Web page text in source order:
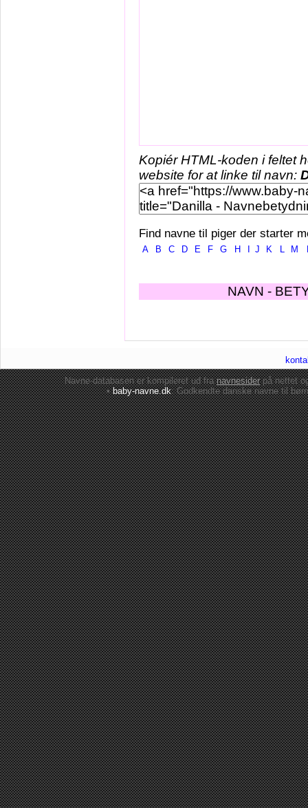
Kopiér HTML-koden i feltet
website for at linke til navn:
Find navne til piger der starter
A B C D E F G H J K L M
NAVN -
Navne-databasen er kompileret ud franavnesiderpå nettet
•baby-navne.dk: Godkendte danskenavne til børn